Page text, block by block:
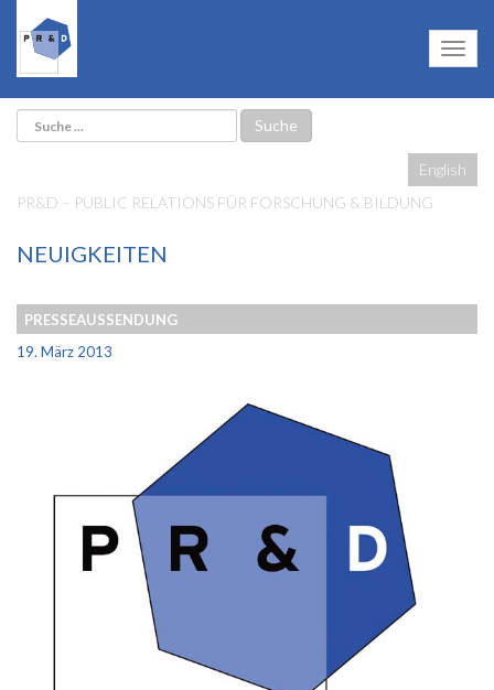
English
PR&D – PUBLIC RELATIONS FÜR FORSCHUNG & BILDUNG
NEUIGKEITEN
PRESSEAUSSENDUNG
19. März 2013